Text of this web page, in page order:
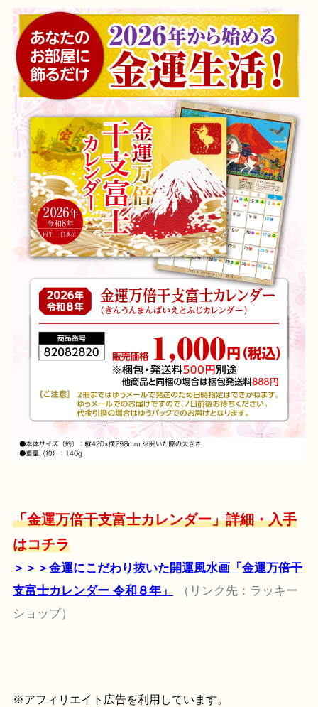
「金運万倍干支富士カレンダー」詳細・入手
はコチラ
＞＞＞金運にこだわり抜いた開運風水画「金運万倍干
支富士カレンダー 令和８年」
（リンク先：ラッキー
ショップ）
※アフィリエイト広告を利用しています。